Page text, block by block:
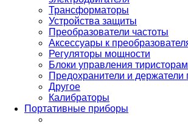
Трансформаторы
Устройства защиты
Преобразователи частоты
Аксессуары к
Регуляторы мощности
Блоки управления
Предохранители и держатели
Другое
Калибраторы
Портативные приборы